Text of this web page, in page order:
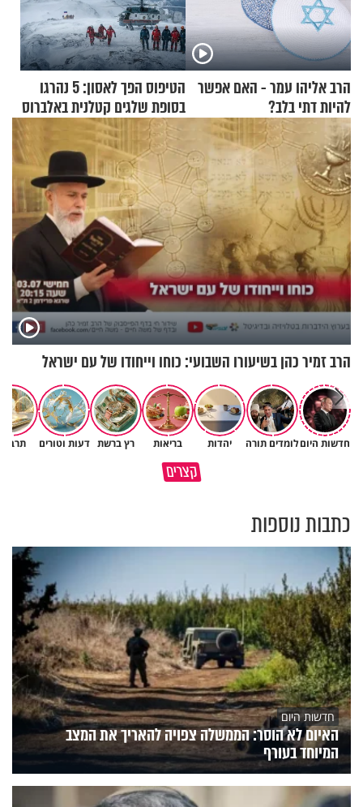
הרב אליהו עמר - האם אפשר
להיות דתי בלב?
הטיפוס הפך לאסון: 5 נהרגו
בסופת שלגים קטלנית באלברוס
הרב זמיר כהן בשיעורו השבועי: כוחו וייחודו של עם ישראל
חדשות היוםלומדים תורה יהדות בריאות רץ ברשת דעות וטורים
קצריםמדוע האמונה נמשלה למלח?
גם ׳הרע׳ זה הרחמים של בורא
כתבות נוספות
חדשות היום
האיום לא הוסר: הממשלה צפויה להאריך את המצב
המיוחד בעורף